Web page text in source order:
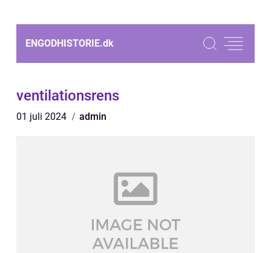
ENGODHISTORIE.dk
ventilationsrens
01 juli 2024 admin